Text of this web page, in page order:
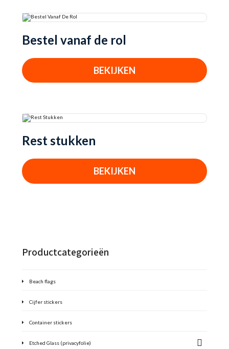
Bestel vanaf de rol
BEKIJKEN
Rest stukken
BEKIJKEN
Productcategorieën
Beach flags
Cijfer stickers
Container stickers
Etched Glass (privacyfolie)